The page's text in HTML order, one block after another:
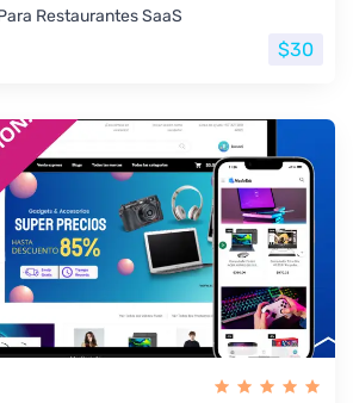
Restaurantes SaaS
$30